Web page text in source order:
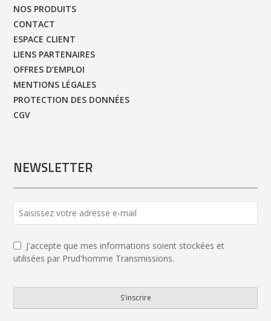
NOS PRODUITS
CONTACT
ESPACE CLIENT
LIENS PARTENAIRES
OFFRES D’EMPLOI
MENTIONS LÉGALES
PROTECTION DES DONNÉES
CGV
NEWSLETTER
J'accepte que mes informations soient stockées et
utilisées par Prud'homme Transmissions.
S'inscrire